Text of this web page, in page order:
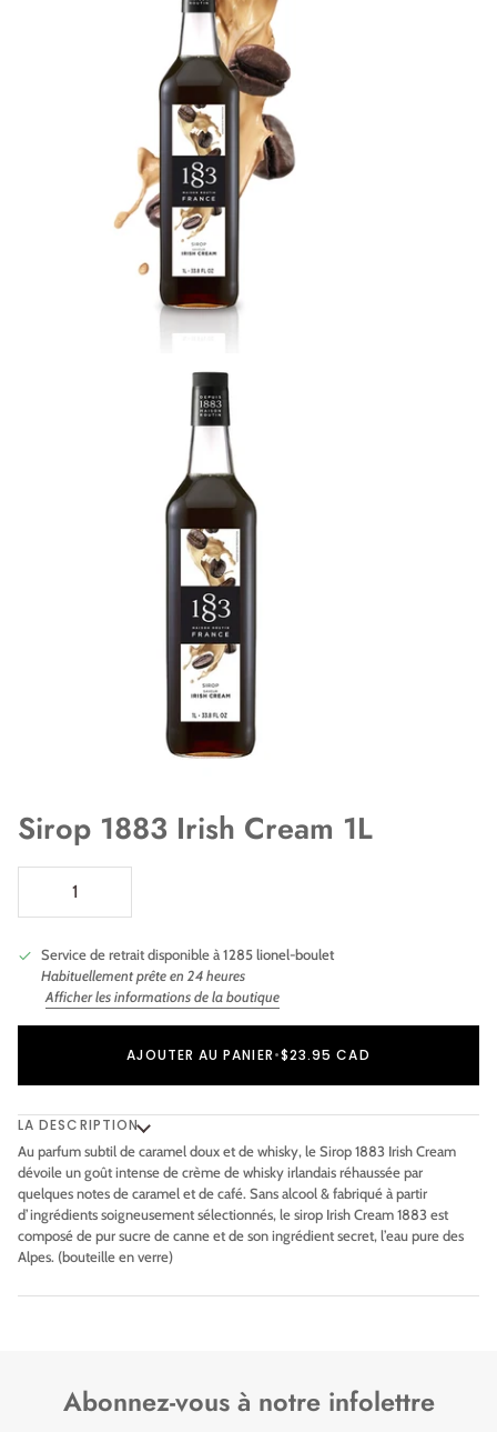
Sirop 1883 Irish Cream 1L
Service de retrait disponible à1285 lionel-boulet
Habituellement prête en 24 heures
Afficher les informations de la boutique
AJOUTER AU PANIER•$23.95 CAD
LA DESCRIPTION
Au parfum subtil de caramel doux et de whisky, le Sirop 1883 Irish Cream
dévoile un goût intense de crème de whisky irlandais réhaussée par
quelques notes de caramel et de café. Sans alcool & fabriqué à partir
d’ingrédients soigneusement sélectionnés, le sirop Irish Cream 1883 est
composé de pur sucre de canne et de son ingrédient secret, l’eau pure des
Alpes. (bouteille en verre)
Abonnez-vous à notre infolettre